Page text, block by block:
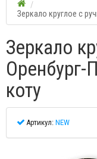
Зеркало круглое с
Зеркало
Оренбург-
коту
Артикул: NEW